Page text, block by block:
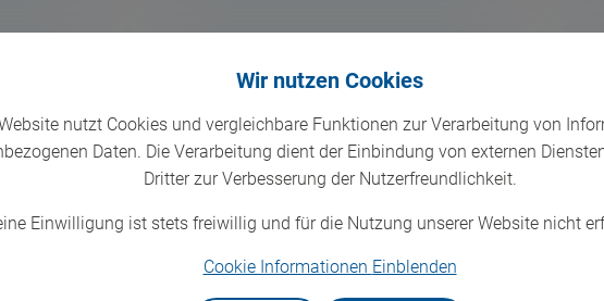
Wir nutzen Cookies
nutzt Cookies und vergleichbare Funktionen zur Verarbeitung von
Daten. Die Verarbeitung dient der Einbindung von externen
Dritter zur Verbesserung der Nutzerfreundlichkeit.
Einwilligung ist stets freiwillig und für die Nutzung unserer Website nicht
Cookie Informationen Einblenden